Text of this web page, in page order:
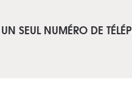
UN SEUL NUMÉRO DE